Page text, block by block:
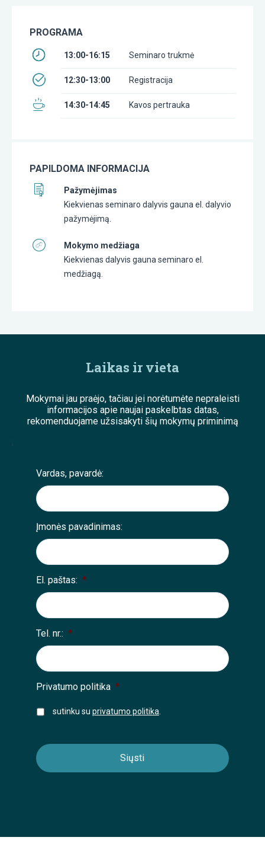
PROGRAMA
13:00-16:15 Seminaro trukmė
12:30-13:00 Registracija
14:30-14:45 Kavos pertrauka
PAPILDOMA INFORMACIJA
Pažymėjimas
Kiekvienas seminaro dalyvis gauna el. dalyvio
pažymėjimą.
Mokymo medžiaga
Kiekvienas dalyvis gauna seminaro el.
medžiagą.
Laikas ir vieta
Mokymai jau praėjo, tačiau jei norėtumėte nepraleisti
informacijos apie naujai paskelbtas datas,
rekomenduojame užsisakyti šių mokymų priminimą
;
Vardas, pavardė:
Įmonės pavadinimas:
El. paštas: *
Tel. nr.: *
Privatumo politika *
sutinku su privatumo politika